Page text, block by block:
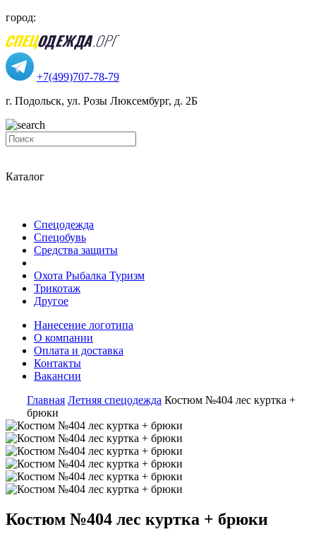
город:
+7(499)707-78-79
г. Подольск, ул. Розы Люксембург, д. 2Б
Каталог
Спецодежда
Спецобувь
Средства защиты
Охота Рыбалка Туризм
Трикотаж
Другое
Нанесение логотипа
О компании
Оплата и доставка
Контакты
Вакансии
Главная Летняя спецодежда Костюм №404 лес куртка +
брюки
Костюм №404 лес куртка + брюки